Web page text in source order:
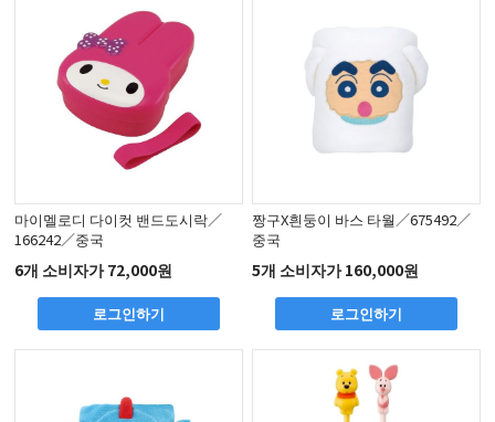
마이멜로디 다이컷 밴드도시락／
166242／중국
6개 소비자가 72,000원
로그인하기
짱구X흰둥이 바스 타월／675492／
중국
5개 소비자가 160,000원
로그인하기